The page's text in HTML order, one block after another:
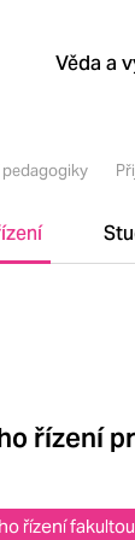
Věda a
pedagogiky
řízení
řízení fakultou